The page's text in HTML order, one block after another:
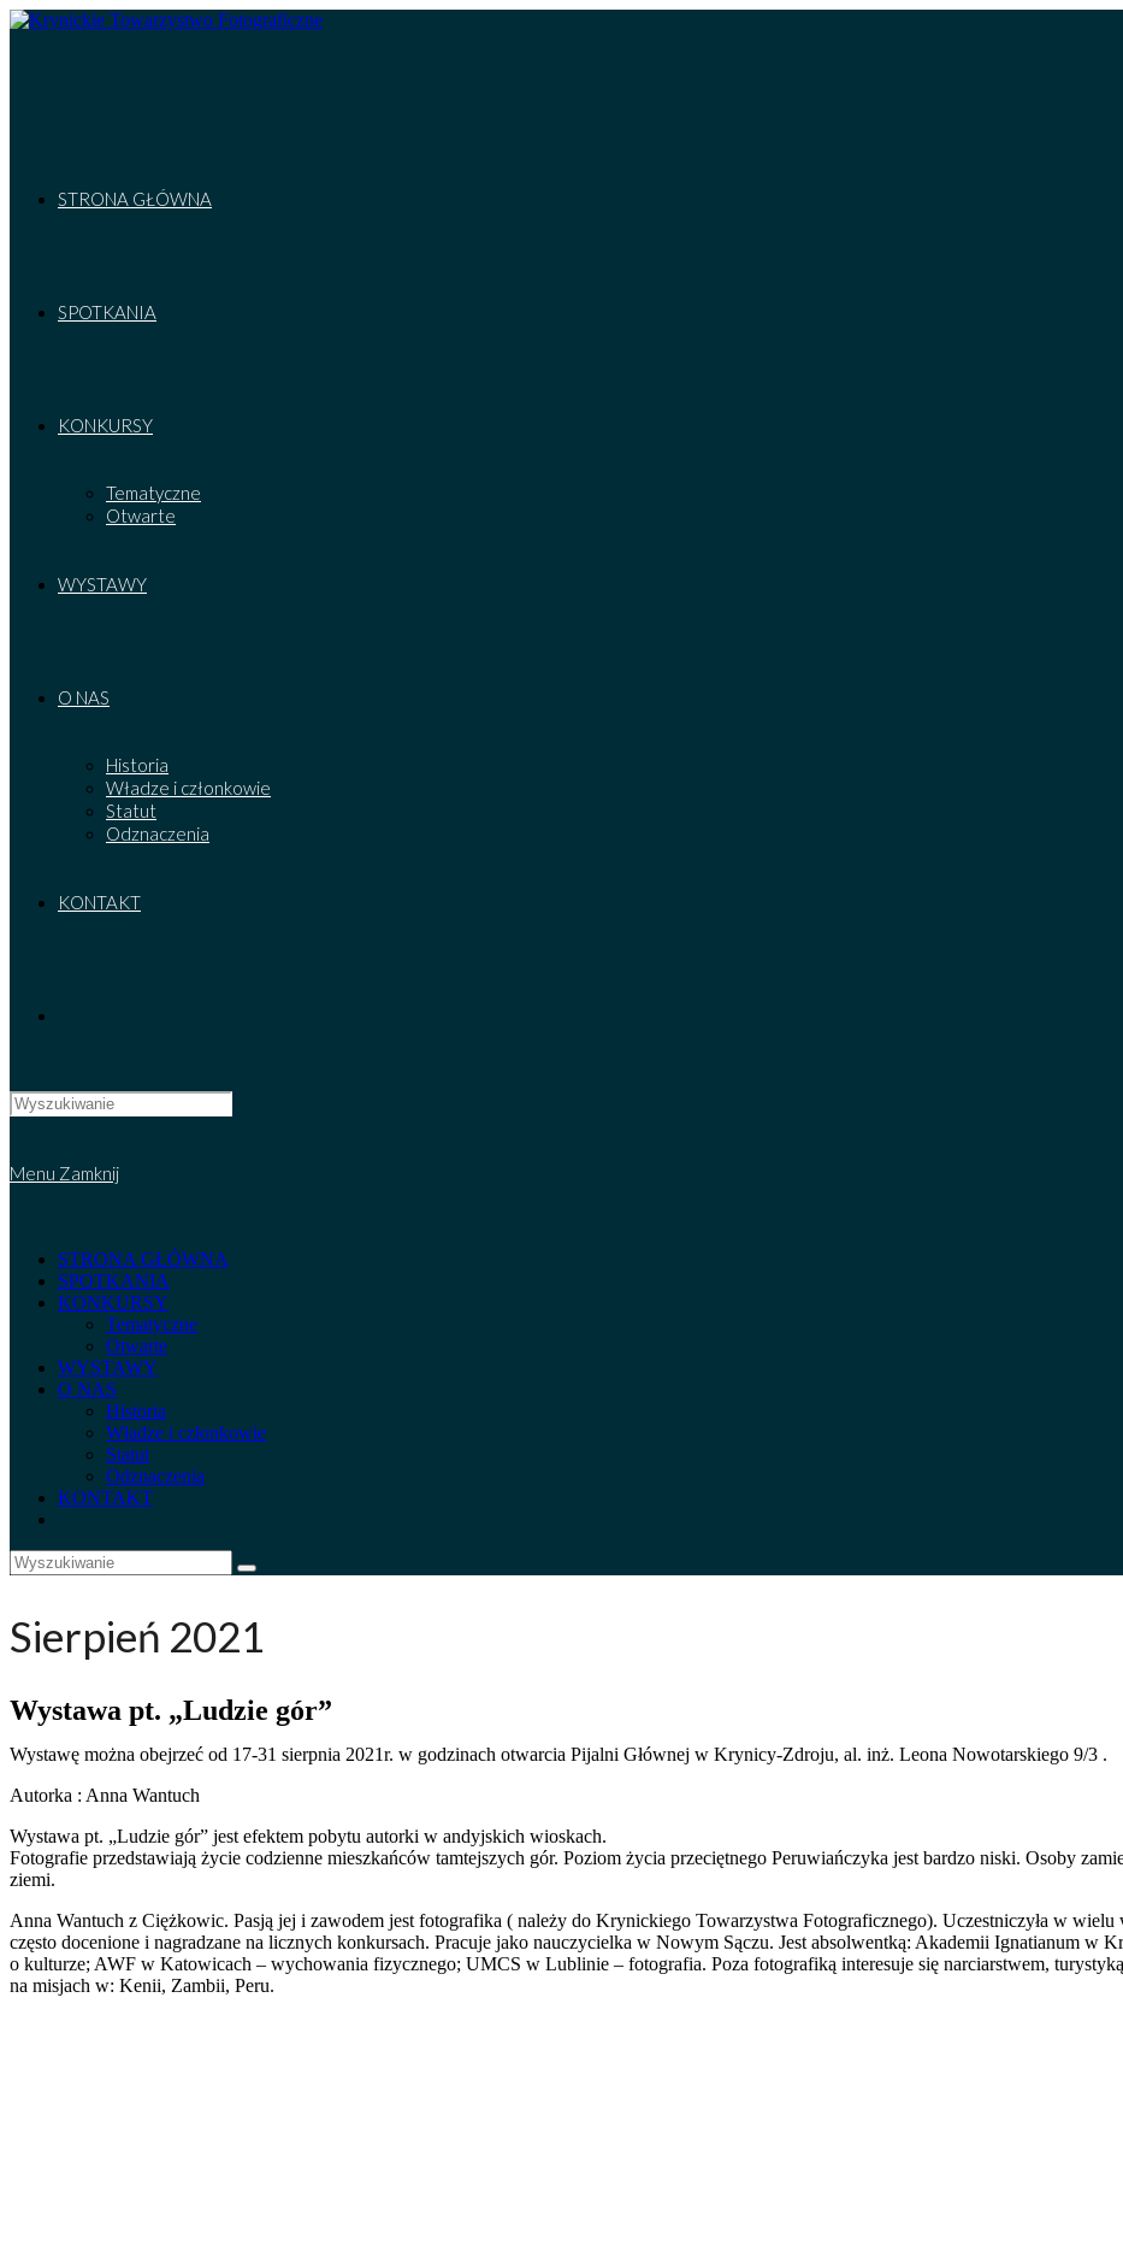
Skip
STRONA GŁÓWNA
SPOTKANIA
KONKURSY
Tematyczne
Otwarte
WYSTAWY
O NAS
Historia
Władze i członkowie
Statut
Odznaczenia
KONTAKT
Search
this
Menu Zamknij
STRONA GŁÓWNA
SPOTKANIA
KONKURSY
Tematyczne
Otwarte
WYSTAWY
O NAS
Historia
Władze i członkowie
Statut
Odznaczenia
KONTAKT
Sierpień 2021
Wystawa pt. „Ludzie gór”
Wystawę można obejrzeć od 17-31 sierpnia 2021r. w godzinach otwarcia Pijalni Głównej w Krynicy-Zdroju, al. inż. Leona Nowotarskiego 9/3 .
Autorka : Anna Wantuch
Wystawa pt. „Ludzie gór” jest efektem pobytu autorki w andyjskich wioskach.
Fotografie przedstawiają życie codzienne mieszkańców tamtejszych gór. Poziom życia przeciętnego Peruwiańczyka jest bardzo niski. Osoby
ziemi.
Anna Wantuch z Ciężkowic. Pasją jej i zawodem jest fotografika ( należy do Krynickiego Towarzystwa Fotograficznego). Uczestniczyła w
często docenione i nagradzane na licznych konkursach. Pracuje jako nauczycielka w Nowym Sączu. Jest absolwentką: Akademii Ignatianum
o kulturze; AWF w Katowicach – wychowania fizycznego; UMCS w Lublinie – fotografia. Poza fotografiką interesuje się narciarstwem,
na misjach w: Kenii, Zambii, Peru.